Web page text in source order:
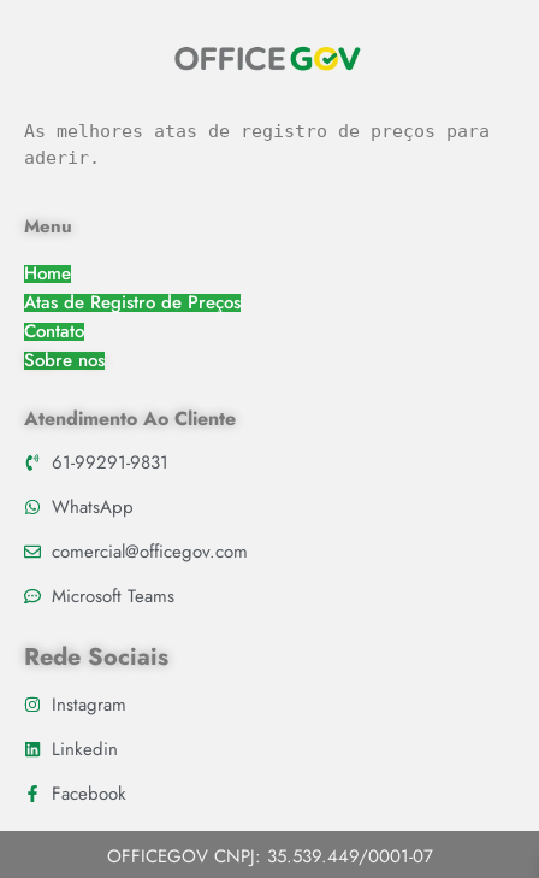
As melhores atas de registro de preços para
aderir.
Menu
Home
Atas de Registro de Preços
Contato
Sobre nos
Atendimento Ao Cliente
61-99291-9831
WhatsApp
comercial@officegov.com
Microsoft Teams
Rede Sociais
Instagram
Linkedin
Facebook
OFFICEGOV CNPJ: 35.539.449/0001-07